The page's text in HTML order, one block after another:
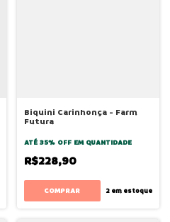
Biquini Carinhonça - Farm
Futura
ATÉ 35% OFF EM QUANTIDADE
R$228,90
COMPRAR 2 em estoque